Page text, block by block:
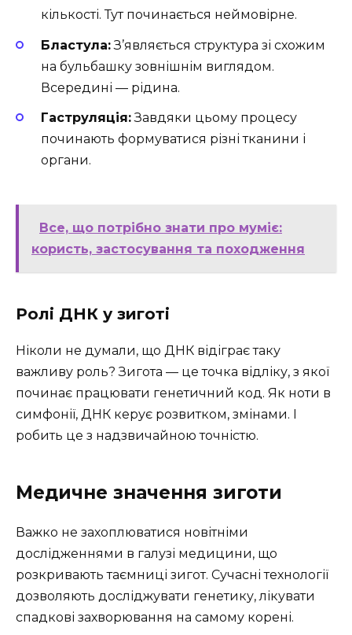
кількості. Тут починається неймовірне.
Бластула:З’являється структура зі схожим
на бульбашку зовнішнім виглядом.
Всередині — рідина.
Гаструляція:Завдяки цьому процесу
починають формуватися різні тканини і
органи.
Все, що потрібно знати про муміє:
користь, застосування та походження
Ролі ДНК у зиготі
Ніколи не думали, що ДНК відіграє таку
важливу роль? Зигота — це точка відліку, з якої
починає працювати генетичний код. Як ноти в
симфонії, ДНК керує розвитком, змінами. І
робить це з надзвичайною точністю.
Медичне значення зиготи
Важко не захоплюватися новітніми
дослідженнями в галузі медицини, що
розкривають таємниці зигот. Сучасні технології
дозволяють досліджувати генетику, лікувати
спадкові захворювання на самому корені.